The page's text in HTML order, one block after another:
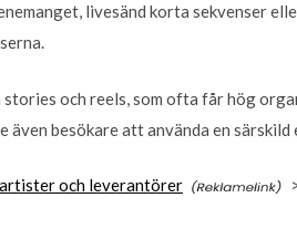
livesänd korta sekvenser
och reels, som ofta får hög
även besökare att använda en
artister och leverantörer